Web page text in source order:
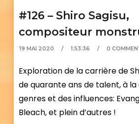
#126 – Shiro Sagisu,
compositeur
19 MAI 2020 1:53:36 0
Exploration de la carrière de
de quarante ans de talent, à la
genres et des influences:
Bleach, et plein d’autres !